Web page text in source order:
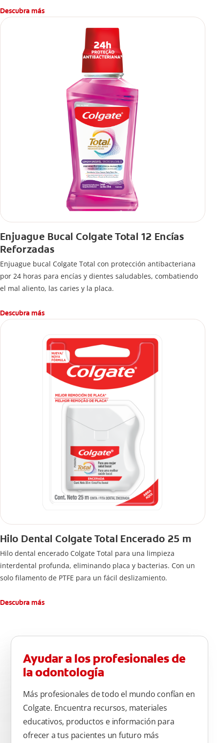
Descubra más
Enjuague Bucal Colgate Total 12 Encías
Reforzadas
Enjuague bucal Colgate Total con protección antibacteriana
por 24 horas para encías y dientes saludables, combatiendo
el mal aliento, las caries y la placa.
Descubra más
Hilo Dental Colgate Total Encerado 25 m
Hilo dental encerado Colgate Total para una limpieza
interdental profunda, eliminando placa y bacterias. Con un
solo filamento de PTFE para un fácil deslizamiento.
Descubra más
Ayudar a los profesionales de
la odontología
Más profesionales de todo el mundo confían en
Colgate. Encuentra recursos, materiales
educativos, productos e información para
ofrecer a tus pacientes un futuro más